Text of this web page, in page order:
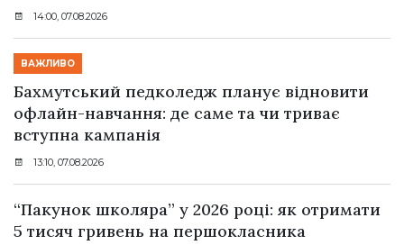
14:00, 07.08.2026
ВАЖЛИВО
Бахмутський педколедж планує відновити
офлайн-навчання: де саме та чи триває
вступна кампанія
13:10, 07.08.2026
“Пакунок школяра” у 2026 році: як отримати
5 тисяч гривень на першокласника